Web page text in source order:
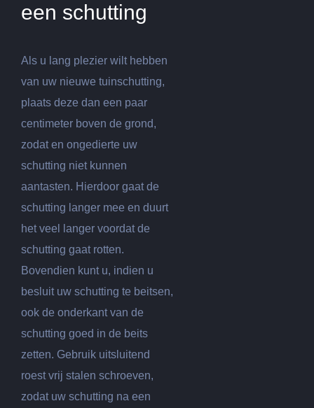
een schutting
Als u lang plezier wilt hebben
van uw nieuwe tuinschutting,
plaats deze dan een paar
centimeter boven de grond,
zodat en ongedierte uw
schutting niet kunnen
aantasten. Hierdoor gaat de
schutting langer mee en duurt
het veel langer voordat de
schutting gaat rotten.
Bovendien kunt u, indien u
besluit uw schutting te beitsen,
ook de onderkant van de
schutting goed in de beits
zetten. Gebruik uitsluitend
roest vrij stalen schroeven,
zodat uw schutting na een